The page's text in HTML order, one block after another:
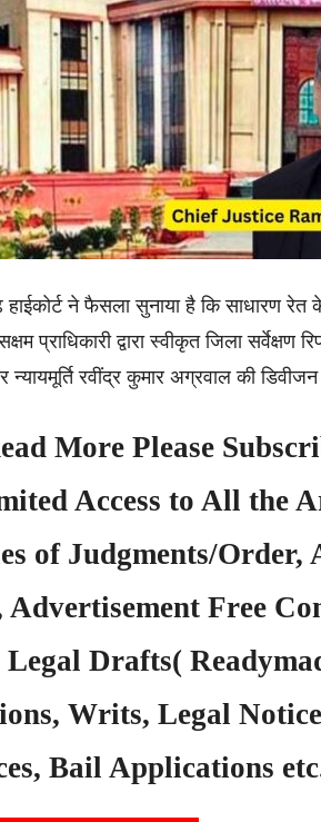
हाईकोर्ट ने फैसला सुनाया है कि साधारण
प्राधिकारी द्वारा स्वीकृत जिला सर्वेक्षण
न्यायमूर्ति रवींद्र कुमार अग्रवाल की
More Please
Access to All the
of Judgments/Order,
Advertisement Free
Legal Drafts(
Writs, Legal
Bail Applications